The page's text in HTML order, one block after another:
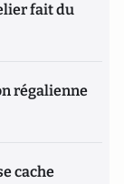
fait du
régalienne
cache